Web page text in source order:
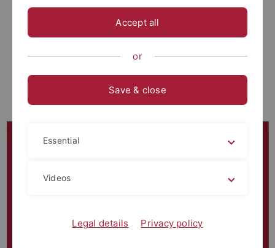
Accept all
or
Save & close
Essential
Videos
Legal details Privacy policy